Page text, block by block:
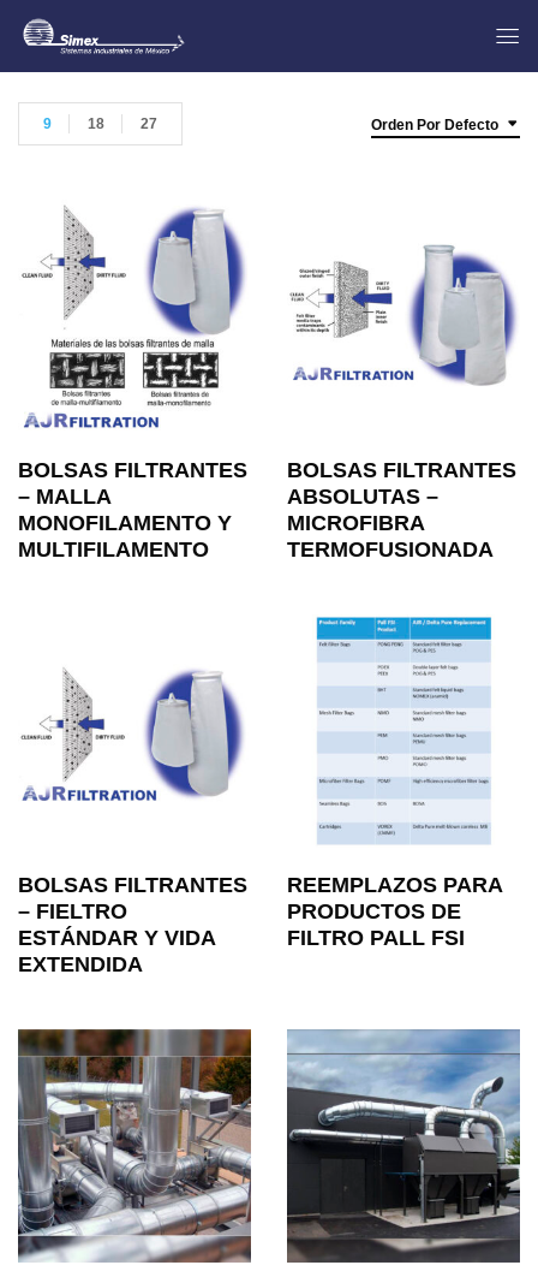
Orden Por Defecto
9 18 27
BOLSAS FILTRANTES
– MALLA
MONOFILAMENTO Y
MULTIFILAMENTO
BOLSAS FILTRANTES
ABSOLUTAS –
MICROFIBRA
TERMOFUSIONADA
BOLSAS FILTRANTES
– FIELTRO
ESTÁNDAR Y VIDA
EXTENDIDA
REEMPLAZOS PARA
PRODUCTOS DE
FILTRO PALL FSI